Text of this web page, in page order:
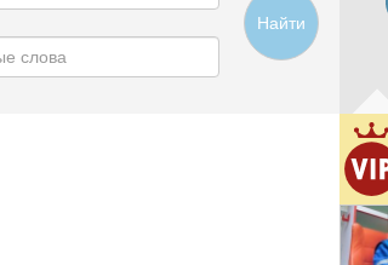
Найти